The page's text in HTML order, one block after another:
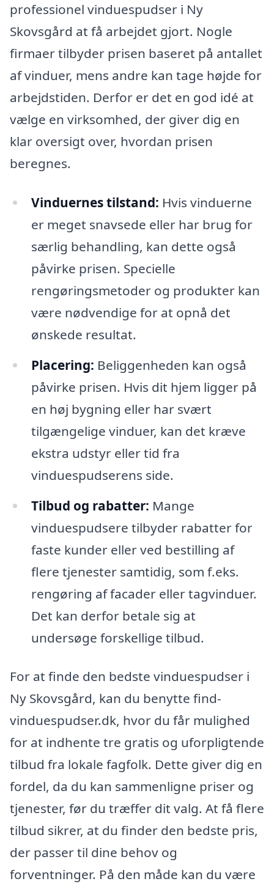
professionel vinduespudser i Ny
Skovsgård at få arbejdet gjort. Nogle
firmaer tilbyder prisen baseret på antallet
af vinduer, mens andre kan tage højde for
arbejdstiden. Derfor er det en god idé at
vælge en virksomhed, der giver dig en
klar oversigt over, hvordan prisen
beregnes.
Vinduernes tilstand: Hvis vinduerne
er meget snavsede eller har brug for
særlig behandling, kan dette også
påvirke prisen. Specielle
rengøringsmetoder og produkter kan
være nødvendige for at opnå det
ønskede resultat.
Placering: Beliggenheden kan også
påvirke prisen. Hvis dit hjem ligger på
en høj bygning eller har svært
tilgængelige vinduer, kan det kræve
ekstra udstyr eller tid fra
vinduespudserens side.
Tilbud og rabatter: Mange
vinduespudsere tilbyder rabatter for
faste kunder eller ved bestilling af
flere tjenester samtidig, som f.eks.
rengøring af facader eller tagvinduer.
Det kan derfor betale sig at
undersøge forskellige tilbud.
For at finde den bedste vinduespudser i
Ny Skovsgård, kan du benytte find-
vinduespudser.dk, hvor du får mulighed
for at indhente tre gratis og uforpligtende
tilbud fra lokale fagfolk. Dette giver dig en
fordel, da du kan sammenligne priser og
tjenester, før du træffer dit valg. At få flere
tilbud sikrer, at du finder den bedste pris,
der passer til dine behov og
forventninger. På den måde kan du være